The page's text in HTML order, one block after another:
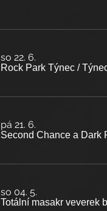
so 22. 6.
Rock Park Týnec /
pá 21. 6.
Second Chance a Dark
so 04. 5.
Totální masakr veverek